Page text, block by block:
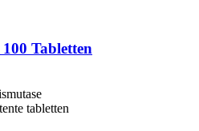
Tabletten
tabletten